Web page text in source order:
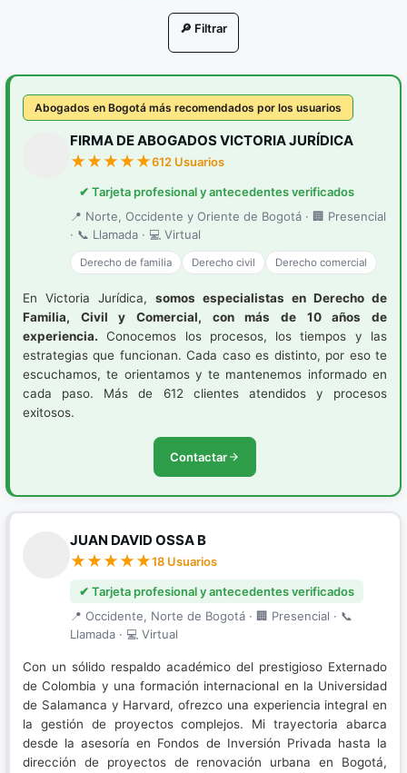
Porte de Drogas
Porte Ilegal de Armas
Resolución de conflictos
Restitución de Tierras
Sistema Penal Acusatorio
🔎 Filtrar
Abogados en Bogotá más recomendados por los usuarios
FIRMA DE ABOGADOS VICTORIA JURÍDICA
612 Usuarios
✔ Tarjeta profesional y antecedentes verificados
📍 Norte, Occidente y Oriente de Bogotá · 🏢 Presencial
· 📞 Llamada · 💻 Virtual
Derecho de familia Derecho civil Derecho comercial
En Victoria Jurídica, somos especialistas en Derecho de
Familia, Civil y Comercial, con más de 10 años de
experiencia. Conocemos los procesos, los tiempos y las
estrategias que funcionan. Cada caso es distinto, por eso te
escuchamos, te orientamos y te mantenemos informado en
cada paso. Más de 612 clientes atendidos y procesos
exitosos.
Contactar
JUAN DAVID OSSA B
18 Usuarios
✔ Tarjeta profesional y antecedentes verificados
📍 Occidente, Norte de Bogotá · 🏢 Presencial · 📞
Llamada · 💻 Virtual
Con un sólido respaldo académico del prestigioso Externado
de Colombia y una formación internacional en la Universidad
de Salamanca y Harvard, ofrezco una experiencia integral en
la gestión de proyectos complejos. Mi trayectoria abarca
desde la asesoría en Fondos de Inversión Privada hasta la
dirección de proyectos de renovación urbana en Bogotá,